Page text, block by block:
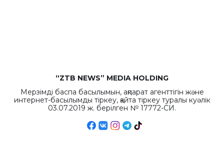
“ZTB NEWS” MEDIA HOLDING
Мерзімді баспа басылымын, ақпарат агенттігін және
интернет-басылымды тіркеу, қайта тіркеу туралы куәлік
03.07.2019 ж. берілген № 17772-СИ.